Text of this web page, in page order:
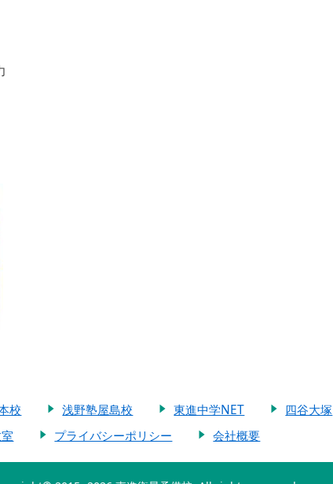
校 浅野塾屋島校 東進中学NET 四谷大塚
プライバシーポリシー 会社概要